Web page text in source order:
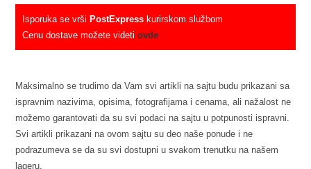
Isporuka se vrši PostExpress kurirskom službom
Cenu dostave možete videtiovde
Maksimalno se trudimo da Vam svi artikli na sajtu budu prikazani sa
ispravnim nazivima, opisima, fotografijama i cenama, ali nažalost ne
možemo garantovati da su svi podaci na sajtu u potpunosti ispravni.
Svi artikli prikazani na ovom sajtu su deo naše ponude i ne
podrazumeva se da su svi dostupni u svakom trenutku na našem
lageru.